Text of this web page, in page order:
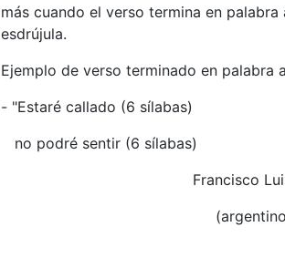
más cuando el verso termina en
esdrújula.
Ejemplo de verso terminado en palabra
- "Estaré callado (6 sílabas)
no podré sentir (6 sílabas)
Francisco Luis